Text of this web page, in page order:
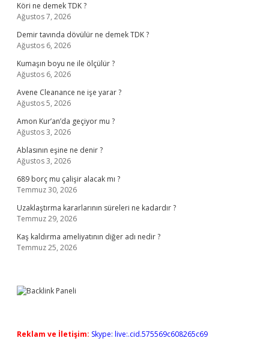
Köri ne demek TDK ?
Ağustos 7, 2026
Demir tavında dövülür ne demek TDK ?
Ağustos 6, 2026
Kumaşın boyu ne ile ölçülür ?
Ağustos 6, 2026
Avene Cleanance ne işe yarar ?
Ağustos 5, 2026
Amon Kur’an’da geçiyor mu ?
Ağustos 3, 2026
Ablasının eşine ne denir ?
Ağustos 3, 2026
689 borç mu çalişir alacak mı ?
Temmuz 30, 2026
Uzaklaştırma kararlarının süreleri ne kadardır ?
Temmuz 29, 2026
Kaş kaldırma ameliyatının diğer adı nedir ?
Temmuz 25, 2026
Reklam ve İletişim: Skype: live:.cid.575569c608265c69